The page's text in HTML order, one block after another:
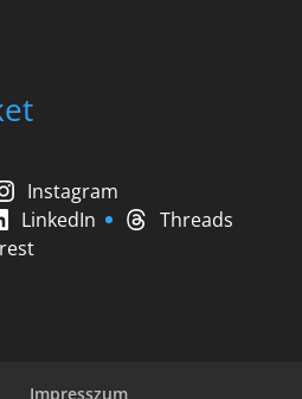
Instagram
LinkedIn
Threads
Impresszum